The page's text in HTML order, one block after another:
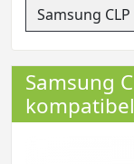
Samsung
kompatibel